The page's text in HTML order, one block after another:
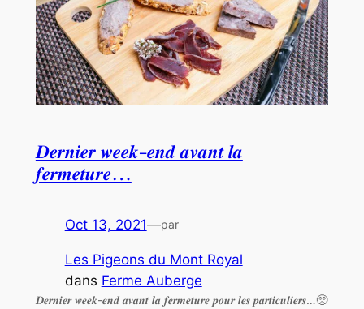
𝑫𝒆𝒓𝒏𝒊𝒆𝒓 𝒘𝒆𝒆𝒌-𝒆𝒏𝒅 𝒂𝒗𝒂𝒏𝒕 𝒍𝒂
𝒇𝒆𝒓𝒎𝒆𝒕𝒖𝒓𝒆…
Oct 13, 2021—par
Les Pigeons du Mont Royal
dans Ferme Auberge
𝑫𝒆𝒓𝒏𝒊𝒆𝒓 𝒘𝒆𝒆𝒌-𝒆𝒏𝒅 𝒂𝒗𝒂𝒏𝒕 𝒍𝒂 𝒇𝒆𝒓𝒎𝒆𝒕𝒖𝒓𝒆 𝒑𝒐𝒖𝒓 𝒍𝒆𝒔 𝒑𝒂𝒓𝒕𝒊𝒄𝒖𝒍𝒊𝒆𝒓𝒔…🥺